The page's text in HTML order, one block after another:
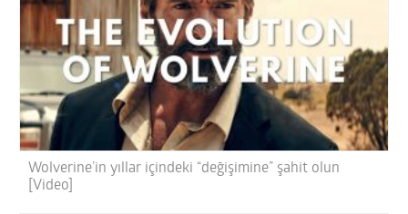
Wolverine’in yıllar içindeki “değişimine” şahit olun
[Video]